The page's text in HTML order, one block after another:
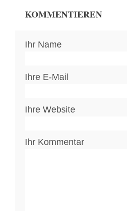
KOMMENTIEREN
Ihr Name
Ihre E-Mail
Ihre Website
Ihr Kommentar